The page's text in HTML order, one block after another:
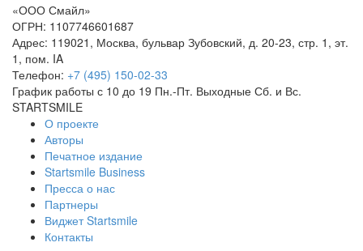
«ООО Смайл»
ОГРН: 1107746601687
Адрес: 119021, Москва, бульвар Зубовский, д. 20-23, стр. 1, эт.
1, пом. IA
Телефон: +7 (495) 150-02-33
График работы с 10 до 19 Пн.-Пт. Выходные Сб. и Вс.
STARTSMILE
О проекте
Авторы
Печатное издание
Startsmile Business
Пресса о нас
Партнеры
Виджет Startsmile
Контакты